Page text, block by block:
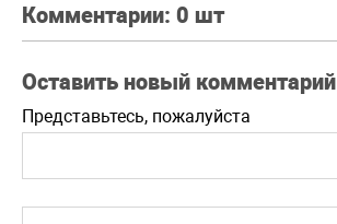
Комментарии: 0 шт
Оставить новый комментарий
Представьтесь, пожалуйста